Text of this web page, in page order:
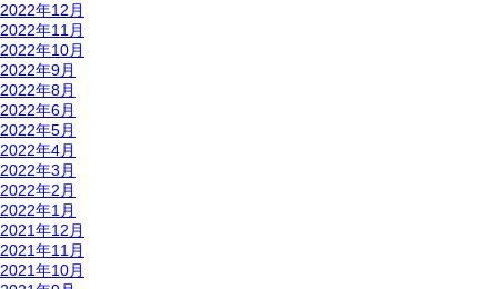
2022年12月
2022年11月
2022年10月
2022年9月
2022年8月
2022年6月
2022年5月
2022年4月
2022年3月
2022年2月
2022年1月
2021年12月
2021年11月
2021年10月